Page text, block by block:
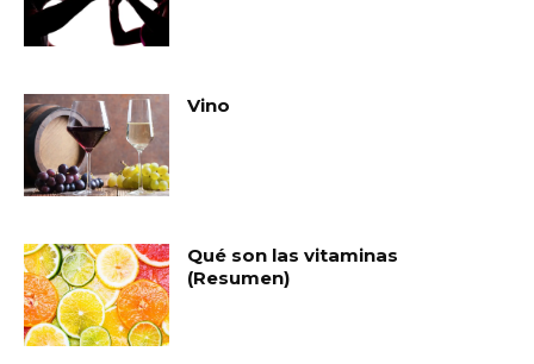
Vino
Qué son las vitaminas
(Resumen)